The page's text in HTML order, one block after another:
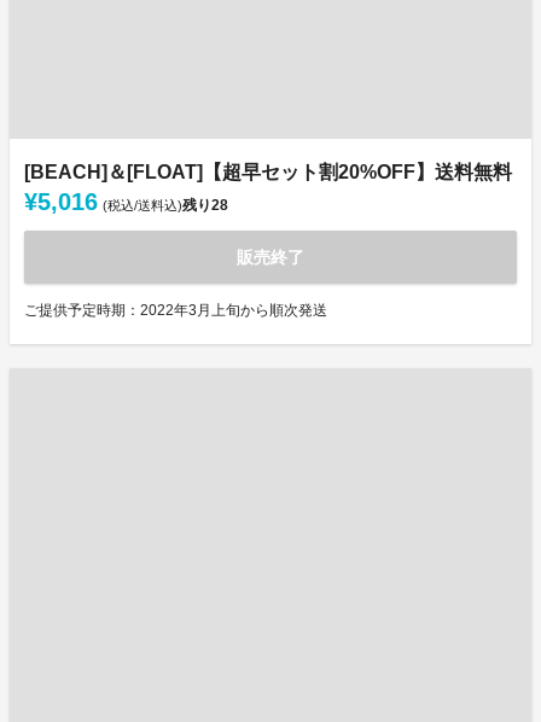
[BEACH]＆[FLOAT]【超早セット割20%OFF】送料無料
¥5,016 (税込/送料込)残り28
販売終了
ご提供予定時期：2022年3月上旬から順次発送